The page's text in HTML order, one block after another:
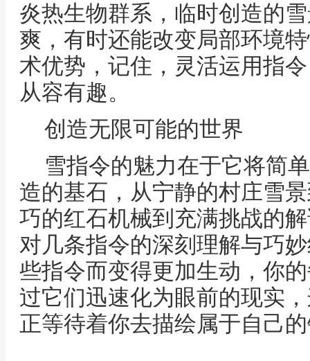
炎热生物群系，临时创造的
爽，有时还能改变局部环境
术优势，记住，灵活运用指
从容有趣。
创造无限可能的世界
雪指令的魅力在于它将简
造的基石，从宁静的村庄雪
巧的红石机械到充满挑战的
对几条指令的深刻理解与巧
些指令而变得更加生动，你
过它们迅速化为眼前的现实
正等待着你去描绘属于自己